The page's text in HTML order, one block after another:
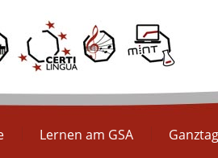
Lernen am GSA Ganztag
Europaschule Lernen am